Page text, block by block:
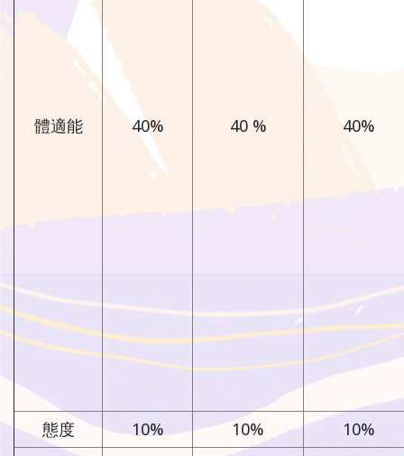
體適能 40% 40 % 40%
態度 10% 10% 10%